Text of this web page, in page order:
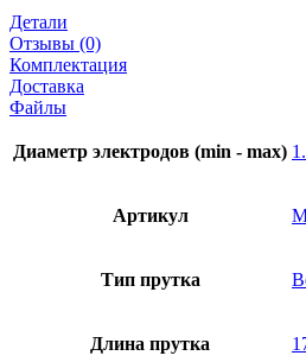
Детали
Отзывы (0)
Комплектация
Доставка
Файлы
Диаметр электродов (min - max)
Артикул
Тип прутка
Длина прутка